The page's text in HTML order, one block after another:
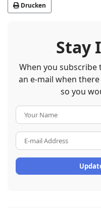
Drucken
Stay
When you subscribe
an e-mail when
so you